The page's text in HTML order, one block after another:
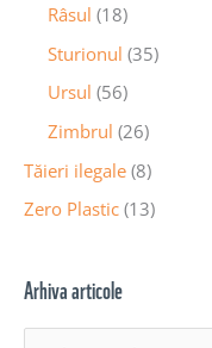
Râsul (18)
Sturionul (35)
Ursul (56)
Zimbrul (26)
Tăieri ilegale (8)
Zero Plastic (13)
Arhiva articole